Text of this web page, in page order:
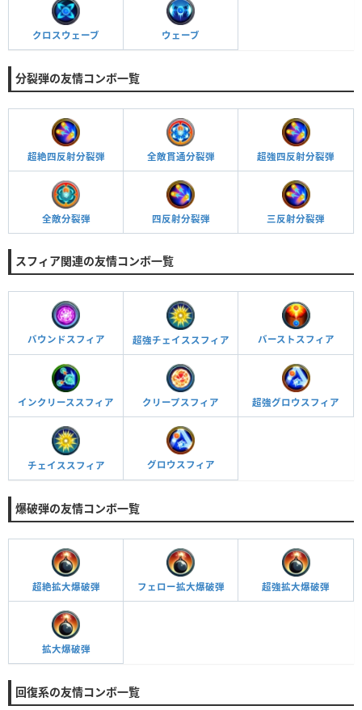
クロスウェーブ ウェーブ
分裂弾の友情コンボ一覧
超絶四反射分裂弾 全敵貫通分裂弾 超強四反射分裂弾
全敵分裂弾 四反射分裂弾 三反射分裂弾
スフィア関連の友情コンボ一覧
バウンドスフィア 超強チェイススフィア バーストスフィア
インクリーススフィア クリープスフィア 超強グロウスフィア
チェイススフィア グロウスフィア
爆破弾の友情コンボ一覧
超絶拡大爆破弾 フェロー拡大爆破弾 超強拡大爆破弾
拡大爆破弾
回復系の友情コンボ一覧